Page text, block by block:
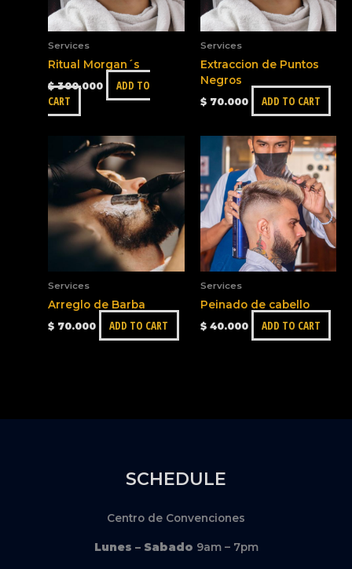
Services
Ritual Morgan´s
$300.000
ADD TO
CART
Services
Extraccion de Puntos
Negros
$70.000 ADD TO CART
Services
Arreglo de Barba
$ 70.000 ADD TO CART
Services
Peinado de cabello
$40.000 ADD TO CART
SCHEDULE
Centro de Convenciones
Lunes – Sabado 9am – 7pm